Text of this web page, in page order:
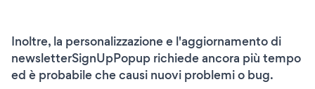
Inoltre, la personalizzazione e l'aggiornamento di
newsletterSignUpPopup richiede ancora più tempo
ed è probabile che causi nuovi problemi o bug.